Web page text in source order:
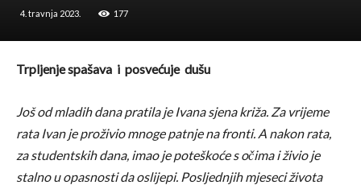
4. travnja 2023. 177
Trpljenje spašava i posvećuje dušu
Još od mladih dana pratila je Ivana sjena križa. Za vrijeme
rata Ivan je proživio mnoge patnje na fronti. A nakon rata,
za studentskih dana, imao je poteškoće s očima i živio je
stalno u opasnosti da oslijepi. Posljednjih mjeseci života